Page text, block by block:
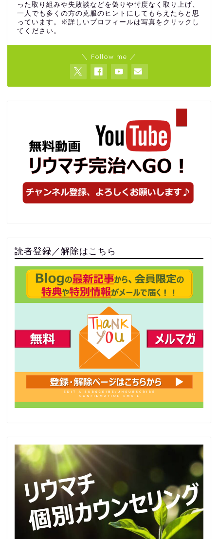
った取り組みや失敗談などを偽りや忖度なく取り上げ、
一人でも多くの方の克服のヒントにしてもらえたらと思
っています。※詳しいプロフィールは写真をクリックし
てください。
＼ Follow me ／
読者登録／解除はこちら